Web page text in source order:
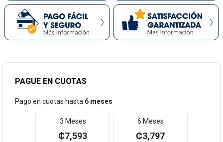
PAGUE EN CUOTAS
Pago en cuotas hasta 6 meses
3 Meses
₡7,593
6 Meses
₡3,797